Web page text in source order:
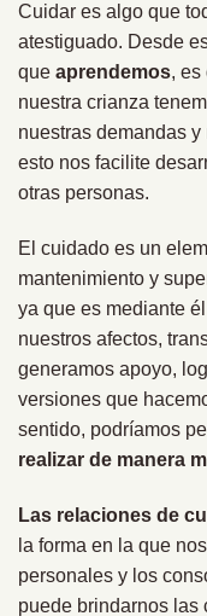
Cuidar es algo que
atestiguado. Desde
que aprendemos, es
nuestra crianza
nuestras demandas
esto nos facilite
otras personas.
El cuidado es un
mantenimiento y
ya que es mediante
nuestros afectos,
generamos apoyo,
versiones que
sentido, podríamos
realizar de manera
Las relaciones de
la forma en la que
personales y los
puede brindarnos las